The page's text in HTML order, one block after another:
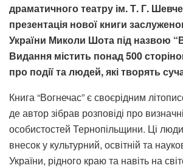
драматичного театру ім. Т. Г.
презентація нової книги
України Миколи Шота під назвою
Видання містить понад 500
про події та людей, які творять
Книга “Вогнечас” є своєрідним
де автор зібрав розповіді про
особистостей Тернопільщини. Ці
внесок у культурний, освітній та
України, рідного краю та навіть на